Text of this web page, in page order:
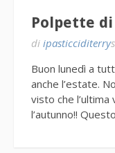
Polpette
di ipasticciditerry
Buon lunedì a
anche l’estate.
visto che
l’autunno!!